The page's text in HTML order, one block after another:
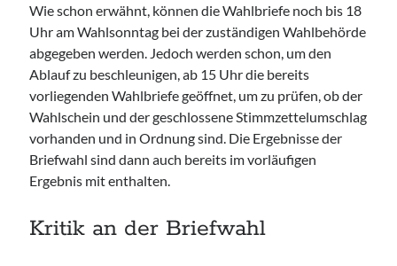
Wie schon erwähnt, können die Wahlbriefe noch bis 18
Uhr am Wahlsonntag bei der zuständigen Wahlbehörde
abgegeben werden. Jedoch werden schon, um den
Ablauf zu beschleunigen, ab 15 Uhr die bereits
vorliegenden Wahlbriefe geöffnet, um zu prüfen, ob der
Wahlschein und der geschlossene Stimmzettelumschlag
vorhanden und in Ordnung sind. Die Ergebnisse der
Briefwahl sind dann auch bereits im vorläufigen
Ergebnis mit enthalten.
Kritik an der Briefwahl